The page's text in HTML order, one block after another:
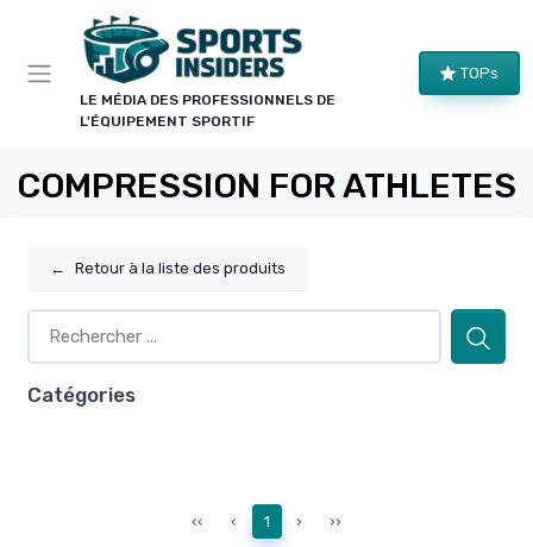
LE MÉDIA DES PROFESSIONNELS DE
L'ÉQUIPEMENT SPORTIF
TOPs
COMPRESSION FOR ATHLETES
← Retour à la liste des produits
Catégories
‹‹ ‹ 1 › ››
Panneau de gestion des cookies